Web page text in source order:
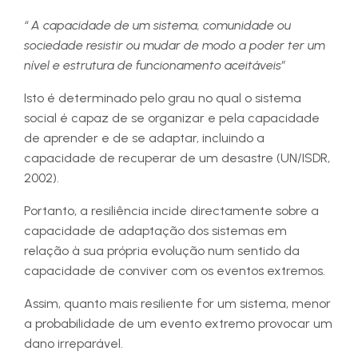
“ A capacidade de um sistema, comunidade ou
sociedade resistir ou mudar de modo a poder ter um
nível e estrutura de funcionamento aceitáveis”
Isto é determinado pelo grau no qual o sistema
social é capaz de se organizar e pela capacidade
de aprender e de se adaptar, incluindo a
capacidade de recuperar de um desastre (UN/ISDR,
2002).
Portanto, a resiliência incide directamente sobre a
capacidade de adaptação dos sistemas em
relação à sua própria evolução num sentido da
capacidade de conviver com os eventos extremos.
Assim, quanto mais resiliente for um sistema, menor
a probabilidade de um evento extremo provocar um
dano irreparável.